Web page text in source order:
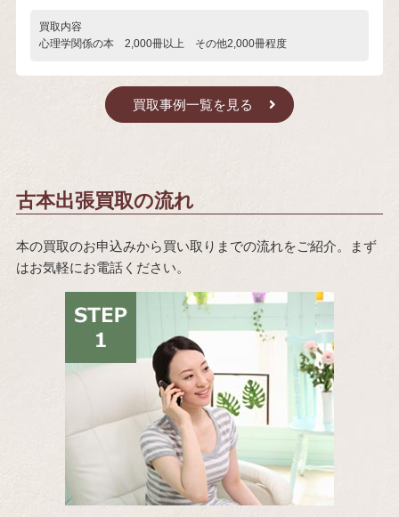
買取内容
心理学関係の本 2,000冊以上 その他2,000冊程度
買取事例一覧を見る
古本出張買取の流れ
本の買取のお申込みから買い取りまでの流れをご紹介。まず
はお気軽にお電話ください。